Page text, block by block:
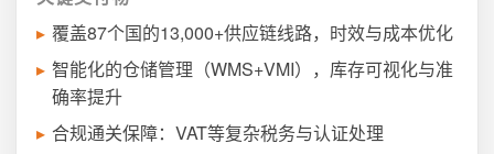
覆盖87个国的13,000+供应链线路，时效与成本优化
智能化的仓储管理（WMS+VMI），库存可视化与准
确率提升
合规通关保障：VAT等复杂税务与认证处理